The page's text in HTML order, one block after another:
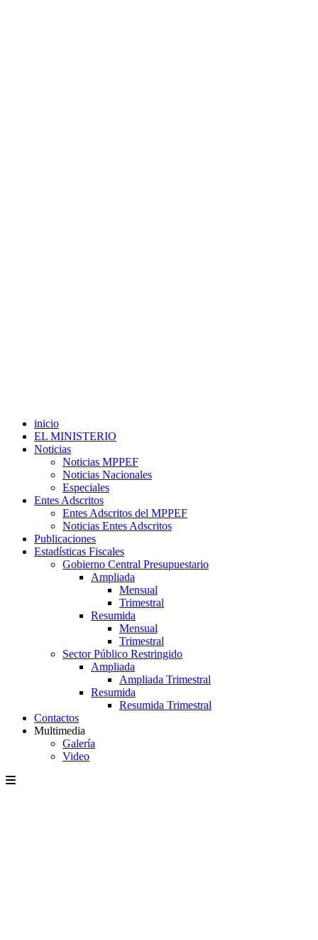
inicio
EL MINISTERIO
Noticias
Noticias MPPEF
Noticias Nacionales
Especiales
Entes Adscritos
Entes Adscritos del MPPEF
Noticias Entes Adscritos
Publicaciones
Estadísticas Fiscales
Gobierno Central Presupuestario
Ampliada
Mensual
Trimestral
Resumida
Mensual
Trimestral
Sector Público Restringido
Ampliada
Ampliada Trimestral
Resumida
Resumida Trimestral
Contactos
Multimedia
Galería
Video